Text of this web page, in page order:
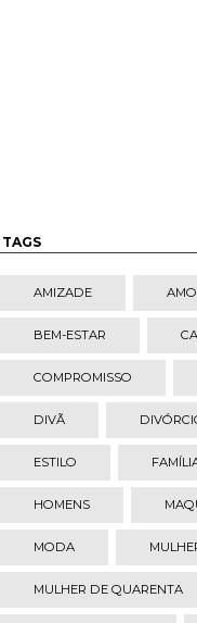
TAGS
AMIZADE
BEM-ESTAR
COMPROMISSO
DIVÃ
ESTILO
HOMENS
MODA
MULHER DE QUARENTA